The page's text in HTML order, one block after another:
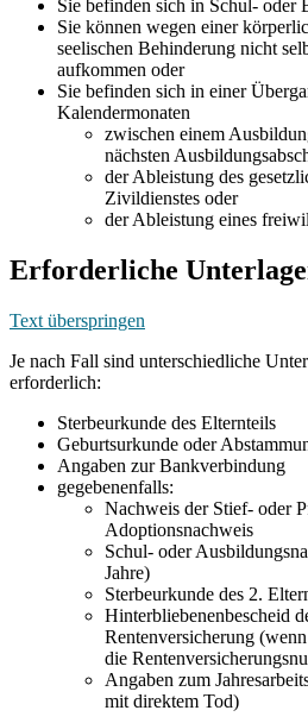
Sie befinden sich in Schul- oder
Sie können wegen einer
seelischen Behinderung nicht
aufkommen oder
Sie befinden sich in einer
Kalendermonaten
zwischen einem
nächsten
der Ableistung des
Zivildienstes oder
der Ableistung eines
Erforderliche
Text überspringen
Je nach Fall sind unterschiedliche
erforderlich:
Sterbeurkunde des Elternteils
Geburtsurkunde oder
Angaben zur Bankverbindung
gegebenenfalls:
Nachweis der Stief- oder
Adoptionsnachweis
Schul- oder
Jahre)
Sterbeurkunde des 2.
Hinterbliebenenbescheid
Rentenversicherung
die
Angaben zum
mit direktem Tod)